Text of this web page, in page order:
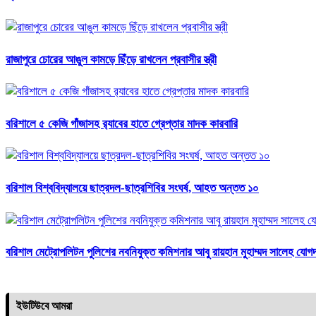
রাজাপুরে চোরের আঙুল কামড়ে ছিঁড়ে রাখলেন প্রবাসীর স্ত্রী
বরিশালে ৫ কেজি গাঁজাসহ র‍্যাবের হাতে গ্রেপ্তার মাদক কারবারি
বরিশাল বিশ্ববিদ্যালয়ে ছাত্রদল-ছাত্রশিবির সংঘর্ষ, আহত অন্তত ১০
বরিশাল মেট্রোপলিটন পুলিশের নবনিযুক্ত কমিশনার আবু রায়হান মুহাম্মদ সালেহ
ইউটিউবে আমরা